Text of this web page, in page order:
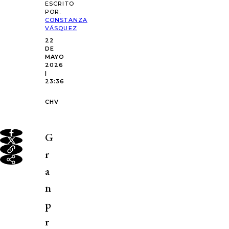
ESCRITO
POR:
CONSTANZA
VÁSQUEZ
22
DE
MAYO
2026
|
23:36
CHV
G
r
a
n
p
r